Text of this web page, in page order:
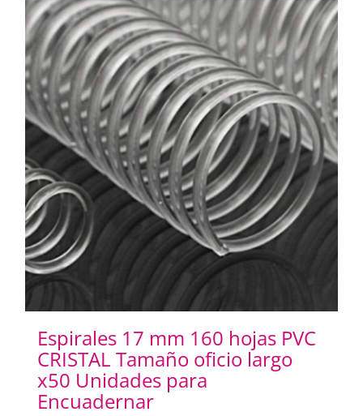
Espirales 17 mm 160 hojas PVC
CRISTAL Tamaño oficio largo
x50 Unidades para
Encuadernar